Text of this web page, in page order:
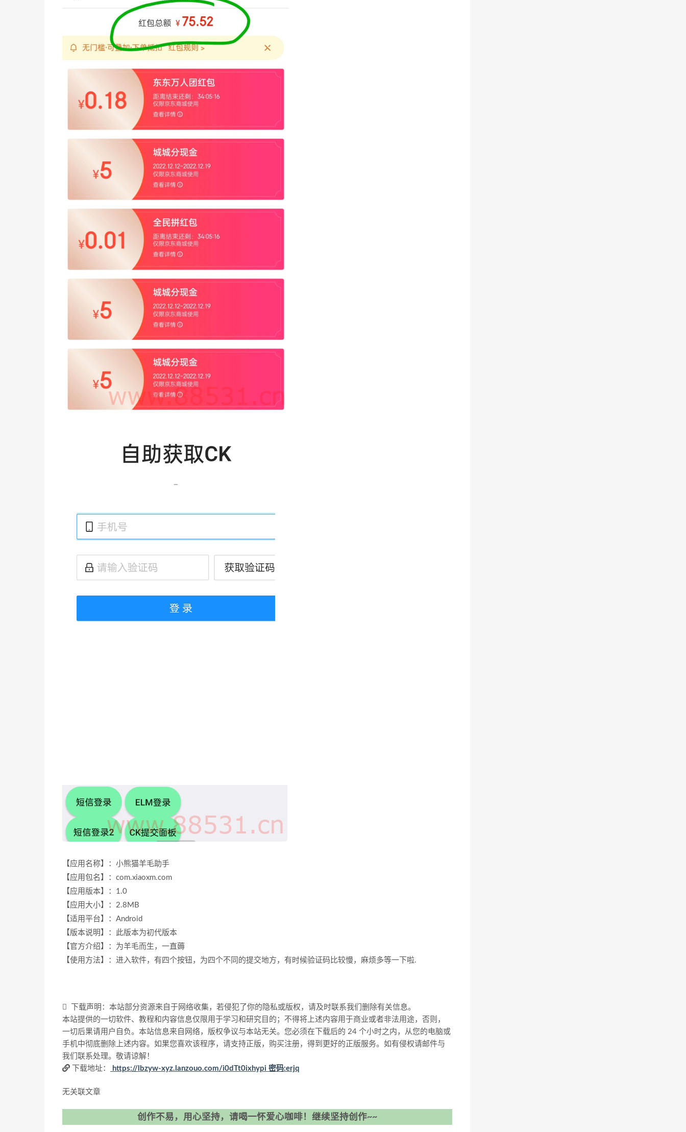
【应用名称】：小熊猫羊毛助手
【应用包名】：com.xiaoxm.com
【应用版本】：1.0
【应用大小】：2.8MB
【适用平台】：Android
【版本说明】：此版本为初代版本
【官方介绍】：为羊毛而生，一直薅
【使用方法】：进入软件，有四个按钮，为四个不同的提交地方，有时候验证码比较慢，麻烦多等一下啦.
下载声明：本站部分资源来自于网络收集，若侵犯了你的隐私或版权，请及时联系我们删除有关信息。
本站提供的一切软件、教程和内容信息仅限用于学习和研究目的；不得将上述内容用于商业或者非法用途，否则，
一切后果请用户自负。本站信息来自网络，版权争议与本站无关。您必须在下载后的 24 个小时之内，从您的电脑或
手机中彻底删除上述内容。如果您喜欢该程序，请支持正版，购买注册，得到更好的正版服务。如有侵权请邮件与
我们联系处理。敬请谅解！
下载地址：
https://lbzyw-xyz.lanzouo.com/i0dTt0ixhypi 密码:erjq
无关联文章
创作不易，用心坚持，请喝一怀爱心咖啡！继续坚持创作~~